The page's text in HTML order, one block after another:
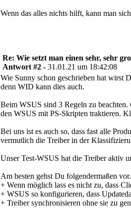
Wenn das alles nichts hilft, kann man
Re: Wie setzt man einen sehr, sehr
Antwort #2 - 31.01.21 um 18:42:08
Wie Sunny schon geschrieben hat wirst
denn WID kann dies auch.
Beim WSUS sind 3 Regeln zu
den WSUS mit PS-Skripten traktieren.
Bei uns ist es auch so, dass fast alle
vermutlich die Treiber in der
Unser Test-WSUS hat die Treiber aktiv
Am besten gehst Du folgendermaßen vor.
+ Wenn möglich lass es nicht zu, dass
+ WSUS so konfigurieren, dass
+ Treiber synchronisieren ohne sie zu